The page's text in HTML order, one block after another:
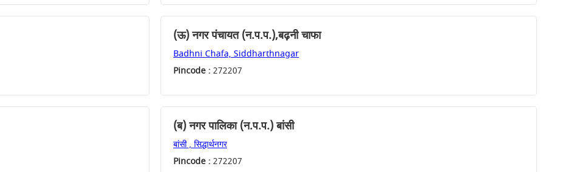
(ऊ) नगर पंचायत (न.प.प.),बढ़नी चाफा
Badhni Chafa, Siddharthnagar
Pincode :272207
(ब) नगर पालिका (न.प.प.) बांसी
बांसी , सिद्धार्थनगर
Pincode :272207